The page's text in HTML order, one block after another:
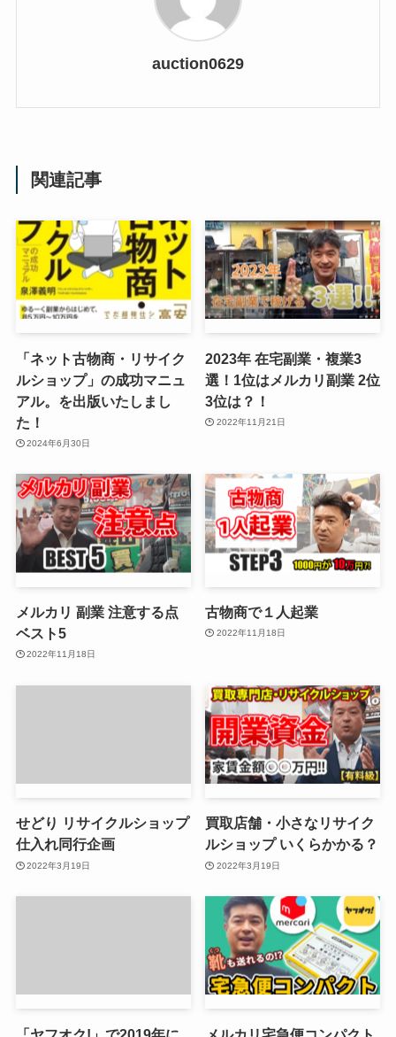
auction0629
関連記事
「ネット古物商・リサイク
ルショップ」の成功マニュ
アル。を出版いたしまし
た！
2024年6月30日
2023年 在宅副業・複業3
選！1位はメルカリ副業 2位
3位は？！
2022年11月21日
メルカリ 副業 注意する点
ベスト5
2022年11月18日
古物商で１人起業
2022年11月18日
せどり リサイクルショップ
仕入れ同行企画
2022年3月19日
買取店舗・小さなリサイク
ルショップ いくらかかる？
2022年3月19日